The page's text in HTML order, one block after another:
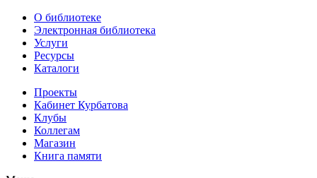
О библиотеке
Электронная библиотека
Услуги
Ресурсы
Каталоги
Проекты
Кабинет Курбатова
Клубы
Коллегам
Магазин
Книга памяти